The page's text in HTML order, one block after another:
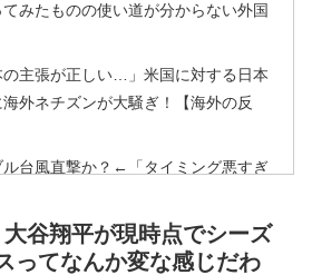
みたものの使い道が分からない外国
主張が正しい…」米国に対する日本
外ネチズンが大騒ぎ！【海外の反
ル台風直撃か？←「タイミング悪すぎ
行くんじゃなかった…」 日本を知っ
ー信者、帰国後『本家』に失望する
大谷翔平が現時点でシーズ
ってなんか変な感じだわ